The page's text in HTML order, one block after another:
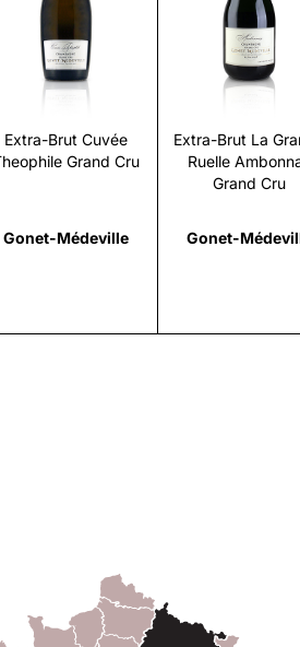
Extra-Brut Cuvée
Grand Cru
Gonet-Médeville
Scopri
Extra-Brut La
Ruelle
Grand Cru
Gonet-
Scopri